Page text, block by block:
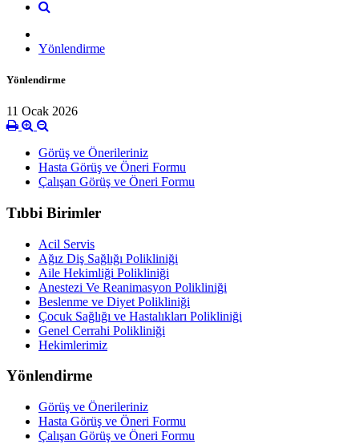
Yönlendirme
Yönlendirme
11 Ocak 2026
Görüş ve Önerileriniz
Hasta Görüş ve Öneri Formu
Çalışan Görüş ve Öneri Formu
Tıbbi Birimler
Acil Servis
Ağız Diş Sağlığı Polikliniği
Aile Hekimliği Polikliniği
Anestezi Ve Reanimasyon Polikliniği
Beslenme ve Diyet Polikliniği
Çocuk Sağlığı ve Hastalıkları Polikliniği
Genel Cerrahi Polikliniği
Hekimlerimiz
Yönlendirme
Görüş ve Önerileriniz
Hasta Görüş ve Öneri Formu
Çalışan Görüş ve Öneri Formu